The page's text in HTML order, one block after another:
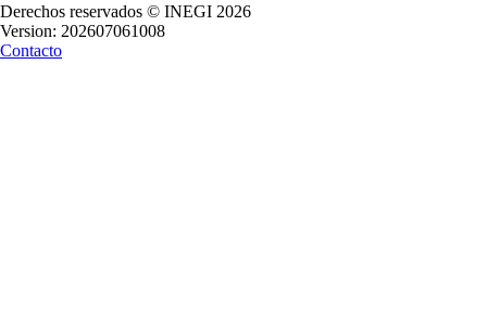
Derechos reservados © INEGI 2026
Version: 202607061008
Contacto